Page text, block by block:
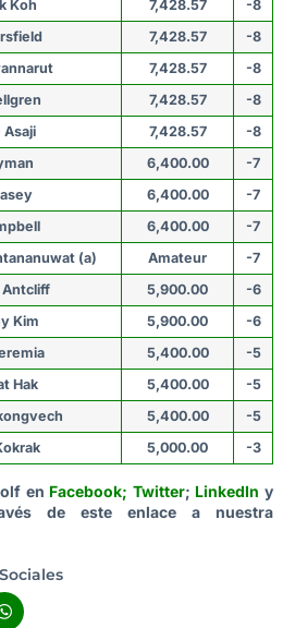
Koh 7,428.57
-8
7,428.57
-8
7,428.57
-8
7,428.57
-8
Asaji 7,428.57
-8
6,400.00
-7
6,400.00
-7
6,400.00
-7
(a) Amateur
-7
Antcliff 5,900.00
-6
Kim 5,900.00
-6
5,400.00
-5
Hak 5,400.00
-5
5,400.00
-5
5,000.00 -3
en Facebook; Twitter; LinkedIn y
de este enlace a nuestra